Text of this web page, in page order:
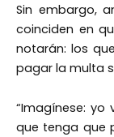
Sin embargo,
coinciden en
notarán: los
pagar la multa
“Imagínese:
que tenga que